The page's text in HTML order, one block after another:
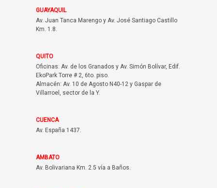
GUAYAQUIL
Av. Juan Tanca Marengo y Av. José Santiago Castillo
Km. 1.8.
QUITO
Oficinas: Av. de los Granados y Av. Simón Bolívar, Edif.
EkoPark Torre # 2, 6to. piso.
Almacén: Av. 10 de Agosto N40-12 y Gaspar de
Villarroel, sector de la Y.
CUENCA
Av. España 1437.
AMBATO
Av. Bolivariana Km. 2.5 vía a Baños.